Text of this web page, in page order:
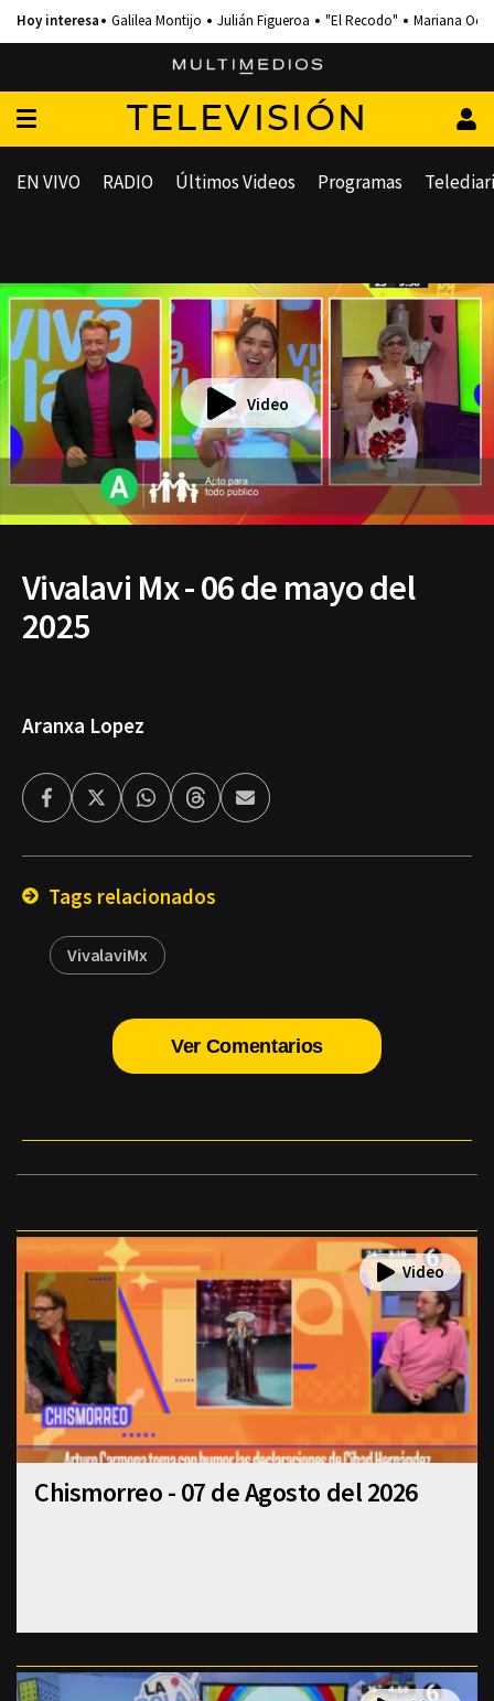
Galilea Montijo Julián Figueroa "El Recodo" Mariana
TELEVISIÓN
EN VIVO RADIO Últimos Videos Programas
Video
Vivalavi Mx - 06 de mayo del
2025
Aranxa Lopez
FacebookTwitterWhatsappThreadsEnviar
por
Tags relacionados
VivalaviMx
Ver Comentarios
Chismorreo - 07 de Agosto del 2026